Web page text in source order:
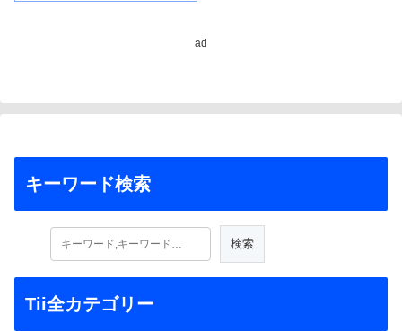
ad
キーワード検索
Tii全カテゴリー